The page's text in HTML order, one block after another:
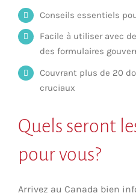
Conseils essentiels
Facile à utiliser avec
des formulaires
Couvrant plus de 20
cruciaux
Quels seront
pour vous?
Arrivez au Canada bien